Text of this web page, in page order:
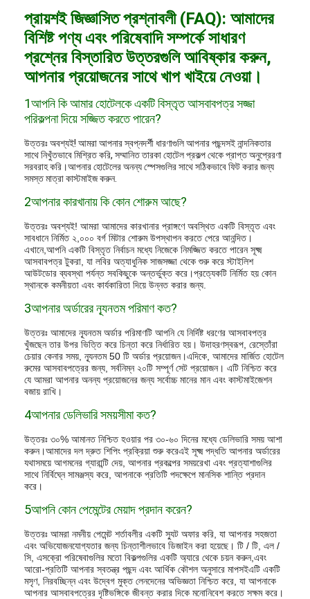
প্রায়শই জিজ্ঞাসিত প্রশ্নাবলী (FAQ): আমাদের
বিশিষ্ট পণ্য এবং পরিষেবাদি সম্পর্কে সাধারণ
প্রশ্নের বিস্তারিত উত্তরগুলি আবিষ্কার করুন,
আপনার প্রয়োজনের সাথে খাপ খাইয়ে নেওয়া।
1আপনি কি আমার হোটেলকে একটি বিস্তৃত আসবাবপত্র সজ্জা
পরিকল্পনা দিয়ে সজ্জিত করতে পারেন?
উত্তরঃ অবশ্যই! আমরা আপনার স্বপ্নদর্শী ধারণাগুলি আপনার পছন্দসই নান্দনিকতার
সাথে নিখুঁতভাবে মিশ্রিত করি, সম্মানিত তারকা হোটেল প্রকল্প থেকে প্রাপ্ত অনুপ্রেরণা
সরবরাহ করি।আপনার হোটেলের অনন্য স্পেসগুলির সাথে সঠিকভাবে ফিট করার জন্য
সমস্ত মাত্রা কাস্টমাইজ করুন.
2আপনার কারখানায় কি কোন শোরুম আছে?
উত্তরঃ অবশ্যই! আমরা আমাদের কারখানার প্রাঙ্গণে অবস্থিত একটি বিস্তৃত এবং
সাবধানে নির্মিত ২,০০০ বর্গ মিটার শোরুম উপস্থাপন করতে পেরে আনন্দিত।
এখানে,আপনি একটি বিস্তৃত নির্বাচন মধ্যে নিজেকে নিমজ্জিত করতে পারেন সূক্ষ্ম
আসবাবপত্র টুকরা, যা লবির অত্যাধুনিক সাজসজ্জা থেকে শুরু করে স্টাইলিশ
আউটডোর ব্যবস্থা পর্যন্ত সবকিছুকে অন্তর্ভুক্ত করে।প্রত্যেকটি নির্মিত হয় কোন
স্থানকে কমনীয়তা এবং কার্যকারিতা দিয়ে উন্নত করার জন্য.
3আপনার অর্ডারের ন্যূনতম পরিমাণ কত?
উত্তরঃ আমাদের ন্যূনতম অর্ডার পরিমাণটি আপনি যে নির্দিষ্ট ধরণের আসবাবপত্র
খুঁজছেন তার উপর ভিত্তি করে চিন্তা করে নির্ধারিত হয়। উদাহরণস্বরূপ, রেস্তোঁরা
চেয়ার কেনার সময়, ন্যূনতম 50 টি অর্ডার প্রয়োজন।এদিকে, আমাদের মার্জিত হোটেল
রুমের আসবাবপত্রের জন্য, সর্বনিম্ন ২০টি সম্পূর্ণ সেট প্রয়োজন। এটি নিশ্চিত করে
যে আমরা আপনার অনন্য প্রয়োজনের জন্য সর্বোচ্চ মানের মান এবং কাস্টমাইজেশন
বজায় রাখি।
4আপনার ডেলিভারি সময়সীমা কত?
উত্তরঃ ৩০% আমানত নিশ্চিত হওয়ার পর ৩০-৬০ দিনের মধ্যে ডেলিভারি সময় আশা
করুন।আমাদের দল দ্রুত শিপিং প্রক্রিয়া শুরু করেএই সূক্ষ্ম পদ্ধতি আপনার অর্ডারের
যথাসময়ে আগমনের গ্যারান্টি দেয়, আপনার প্রকল্পের সময়রেখা এবং প্রত্যাশাগুলির
সাথে নির্বিঘ্নে সামঞ্জস্য করে, আপনাকে প্রতিটি পদক্ষেপে মানসিক শান্তি প্রদান
করে।
5আপনি কোন পেমেন্টের মেয়াদ প্রদান করেন?
উত্তরঃ আমরা নমনীয় পেমেন্ট শর্তাবলীর একটি স্যুট অফার করি, যা আপনার সহজতা
এবং অভিযোজনযোগ্যতার জন্য চিন্তাশীলভাবে ডিজাইন করা হয়েছে। টি / টি, এল /
সি, এসক্রো পরিষেবাগুলির মতো বিকল্পগুলির একটি অ্যারে থেকে চয়ন করুন,এবং
আরো-প্রতিটি আপনার স্বতন্ত্র পছন্দ এবং আর্থিক কৌশল অনুসারে মাপসইএটি একটি
মসৃণ, নিরবচ্ছিন্ন এবং উদ্বেগ মুক্ত লেনদেনের অভিজ্ঞতা নিশ্চিত করে, যা আপনাকে
আপনার আসবাবপত্রের দৃষ্টিভঙ্গিকে জীবন্ত করার দিকে মনোনিবেশ করতে সক্ষম করে।